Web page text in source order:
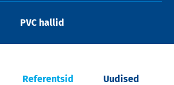
PVC hallid
Referentsid Uudised